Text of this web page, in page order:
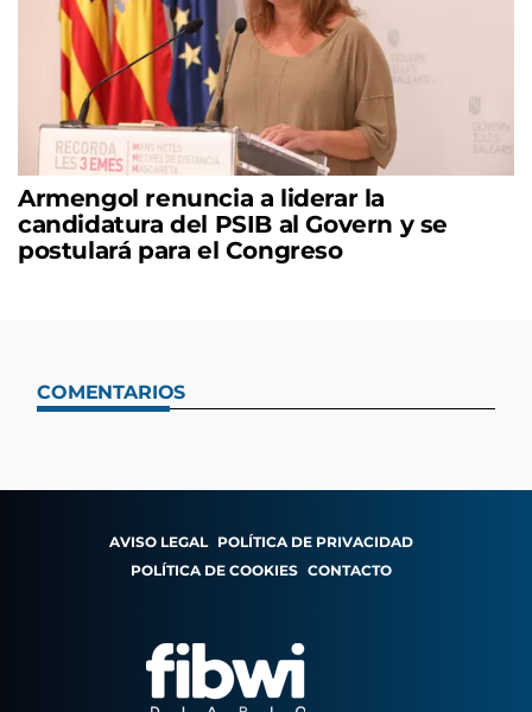
Armengol renuncia a liderar la
candidatura del PSIB al Govern y se
postulará para el Congreso
COMENTARIOS
AVISO LEGAL POLÍTICA DE PRIVACIDAD
POLÍTICA DE COOKIES CONTACTO